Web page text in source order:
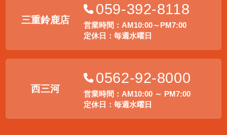
三重鈴鹿店
059-392-8118
営業時間：AM10:00～PM7:00
定休日：毎週水曜日
西三河
0562-92-8000
営業時間：AM10:00 ～ PM7:00
定休日：毎週水曜日